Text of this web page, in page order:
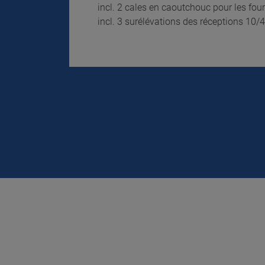
incl. 2 cales en caoutchouc pour les
incl. 3 surélévations des réceptions 10/